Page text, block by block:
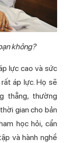
không?
lực cao và sức
áp lực. Họ sẽ
thẳng, thường
gian cho bản
học hỏi, cẩn
và hành nghề